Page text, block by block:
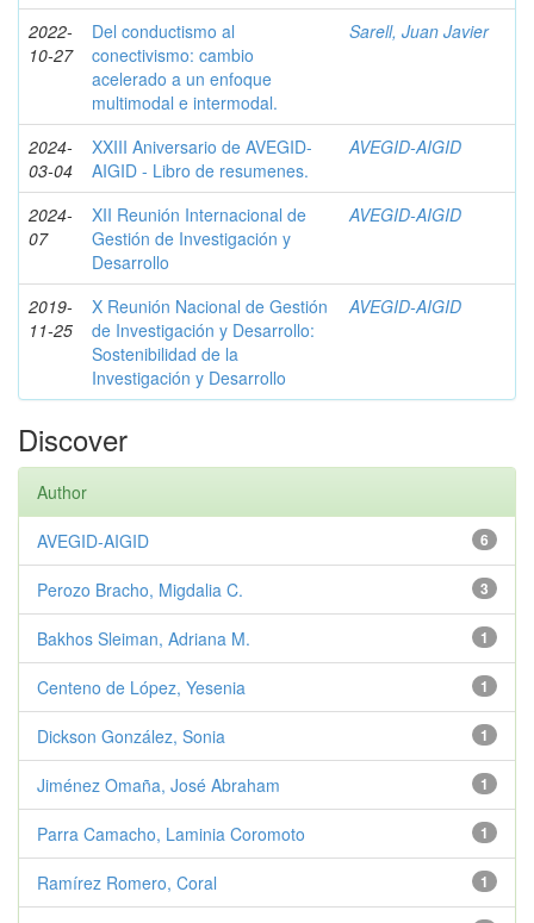
2022-
10-27
Del conductismo al
conectivismo: cambio
acelerado a un enfoque
multimodal e intermodal.
Sarell, Juan Javier
2024-
03-04
XXIII Aniversario de AVEGID-
AIGID - Libro de resumenes.
AVEGID-AIGID
2024-
07
XII Reunión Internacional de
Gestión de Investigación y
Desarrollo
AVEGID-AIGID
2019-
11-25
X Reunión Nacional de Gestión
de Investigación y Desarrollo:
Sostenibilidad de la
Investigación y Desarrollo
AVEGID-AIGID
Discover
Author
6
AVEGID-AIGID
3
Perozo Bracho, Migdalia C.
1
Bakhos Sleiman, Adriana M.
1
Centeno de López, Yesenia
1
Dickson González, Sonia
1
Jiménez Omaña, José Abraham
1
Parra Camacho, Laminia Coromoto
1
Ramírez Romero, Coral